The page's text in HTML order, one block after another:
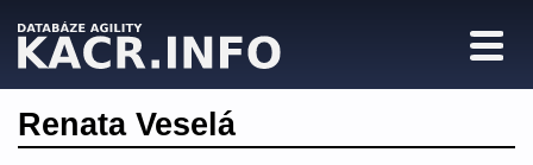
Renata Veselá